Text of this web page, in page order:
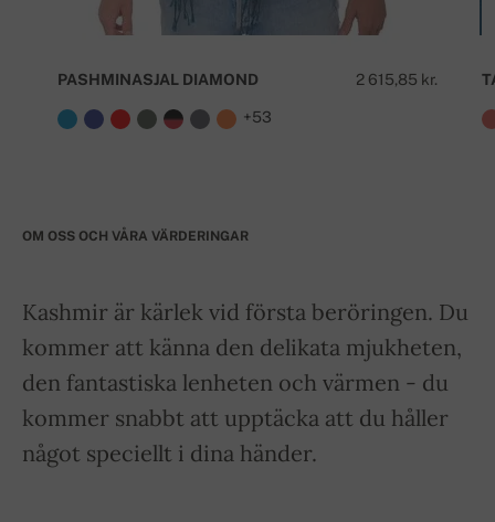
2 615,85 kr.
PASHMINASJAL DIAMOND
+53
OM OSS OCH VÅRA VÄRDERINGAR
Kashmir är kärlek vid första beröringen. Du
kommer att känna den delikata mjukheten,
den fantastiska lenheten och värmen - du
kommer snabbt att upptäcka att du håller
något speciellt i dina händer.